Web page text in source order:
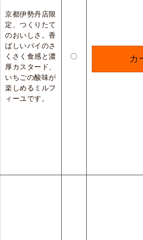
京都伊勢丹店限
定、つくりたて
のおいしさ。香
ばしいパイのさ
くさく食感と濃
厚カスタード、
いちごの酸味が
楽しめるミルフ
ィーユです。
〇 カ